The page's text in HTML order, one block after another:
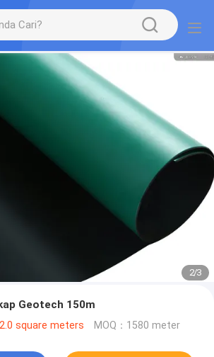
2/3
Geotech 150m
square meters MOQ：1580 meter